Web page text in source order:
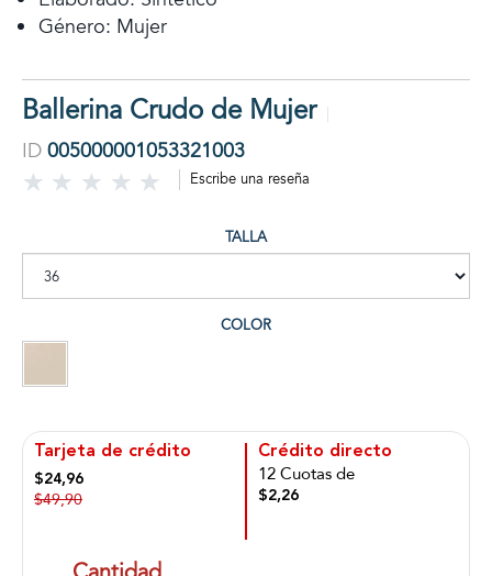
Género: Mujer
Ballerina Crudo de Mujer
ID 005000001053321003
Escribe una reseña
TALLA
COLOR
Tarjeta de crédito
$24,96
$49,90
Crédito directo
12 Cuotas de
$2,26